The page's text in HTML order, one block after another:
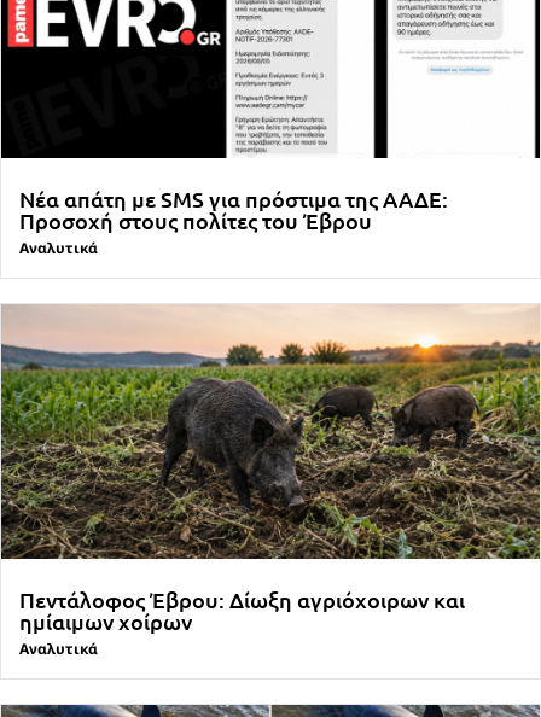
Νέα απάτη με SMS για πρόστιμα της ΑΑΔΕ:
Προσοχή στους πολίτες του Έβρου
Αναλυτικά
Πεντάλοφος Έβρου: Δίωξη αγριόχοιρων και
ημίαιμων χοίρων
Αναλυτικά